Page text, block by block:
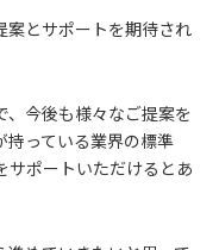
案とサポートを期待され
、今後も様々なご提案を
持っている業界の標準
サポートいただけるとあ